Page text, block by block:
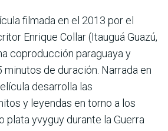
filmada en el 2013 por el
Enrique Collar (Itauguá Guazú,
coproducción paraguaya y
minutos de duración. Narrada en
desarrolla las
y leyendas en torno a los
plata yvyguy durante la Guerra